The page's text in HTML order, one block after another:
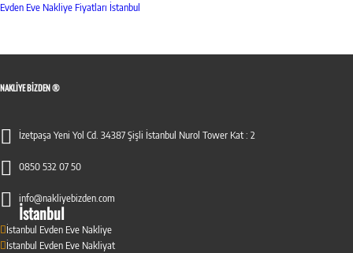
Evden Eve Nakliye Fiyatları İstanbul
NAKLIYE BIZDEN ®
İzetpaşa Yeni Yol Cd. 34387 Şişli İstanbul Nurol Tower Kat : 2
0850 532 07 50
info@nakliyebizden.com
İstanbul
İstanbul Evden Eve Nakliye
İstanbul Evden Eve Nakliyat